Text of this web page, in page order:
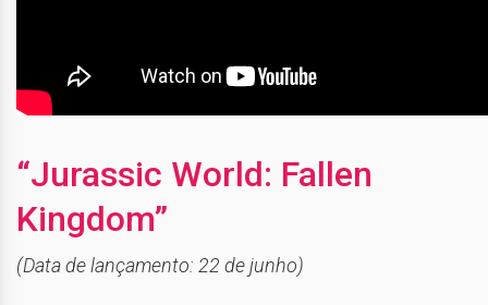
“Jurassic World: Fallen
Kingdom”
(Data de lançamento: 22 de junho)